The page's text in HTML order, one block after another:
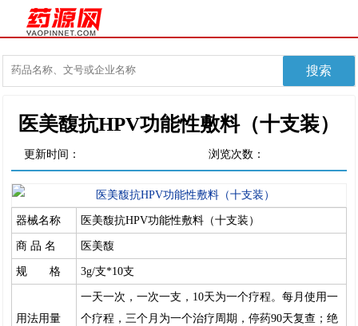
医美馥抗HPV功能性敷料（十支装）
更新时间： 浏览次数：
器械名称 医美馥抗HPV功能性敷料（十支装）
商 品 名 医美馥
规 格 3g/支*10支
用法用量
一天一次，一次一支，10天为一个疗程。每月使用一
个疗程，三个月为一个治疗周期，停药90天复查；绝